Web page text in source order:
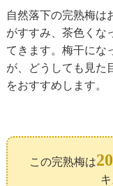
自然落下の完熟梅は
がすすみ、茶色くな
てきます。梅干にな
が、どうしても見た
をおすすめします。
この完熟梅は